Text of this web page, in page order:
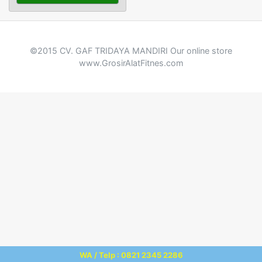
©2015 CV. GAF TRIDAYA MANDIRI Our online store
www.GrosirAlatFitnes.com
WA / Telp : 0821 2345 2286